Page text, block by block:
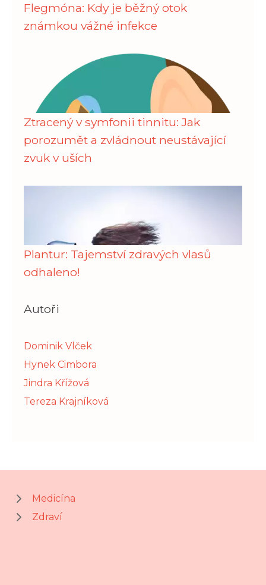
Flegmóna: Kdy je běžný otok
známkou vážné infekce
Ztracený v symfonii tinnitu: Jak
porozumět a zvládnout neustávající
zvuk v uších
Plantur: Tajemství zdravých vlasů
odhaleno!
Autoři
Dominik Vlček
Hynek Cimbora
Jindra Křížová
Tereza Krajníková
Medicína
Zdraví